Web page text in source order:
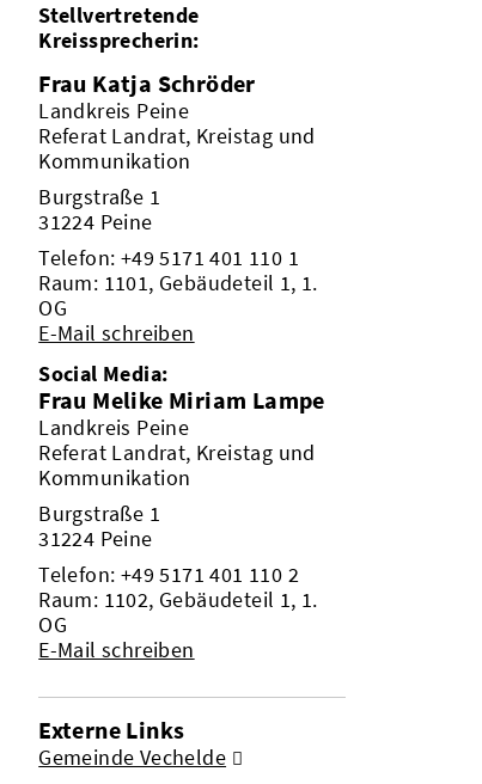
Stellvertretende
Kreissprecherin:
Frau Katja Schröder
Landkreis Peine
Referat Landrat, Kreistag und
Kommunikation
Burgstraße 1
31224 Peine
Telefon: +49 5171 401 110 1
Raum: 1101, Gebäudeteil 1, 1.
OG
E-Mail schreiben
Social Media:
Frau Melike Miriam Lampe
Landkreis Peine
Referat Landrat, Kreistag und
Kommunikation
Burgstraße 1
31224 Peine
Telefon: +49 5171 401 110 2
Raum: 1102, Gebäudeteil 1, 1.
OG
E-Mail schreiben
Externe Links
Gemeinde Vechelde